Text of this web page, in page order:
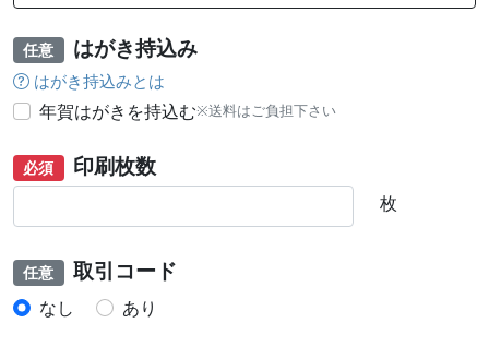
任意 はがき持込み
はがき持込みとは
年賀はがきを持込む※送料はご負担下さい
必須 印刷枚数
枚
任意 取引コード
なし あり